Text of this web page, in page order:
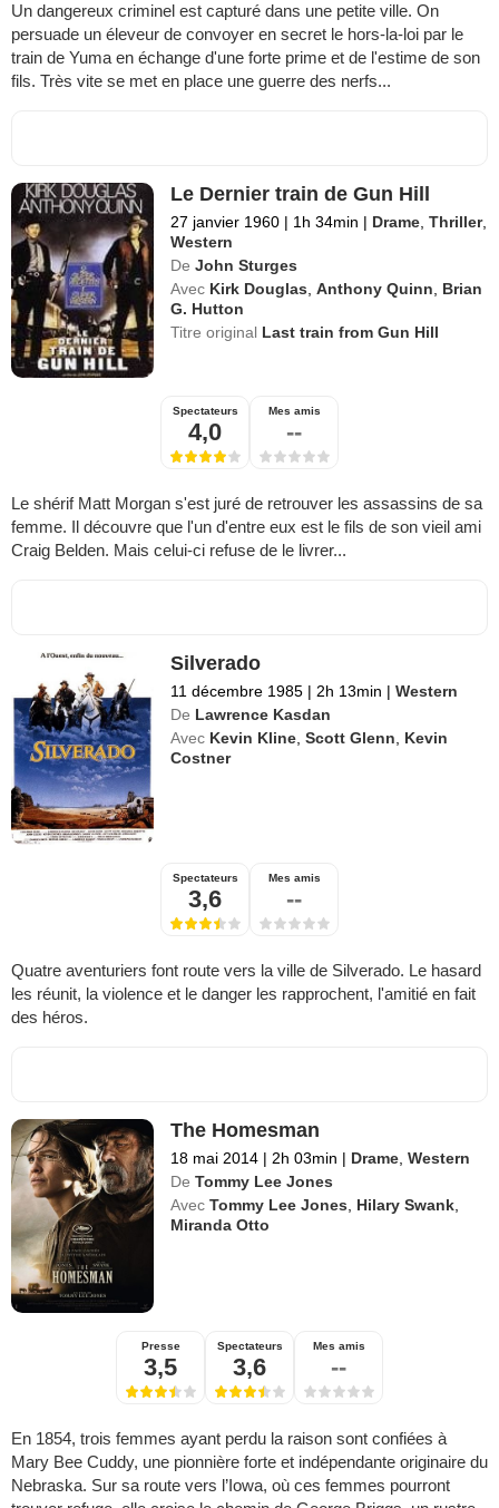
Un dangereux criminel est capturé dans une petite ville. On
persuade un éleveur de convoyer en secret le hors-la-loi par le
train de Yuma en échange d'une forte prime et de l'estime de son
fils. Très vite se met en place une guerre des nerfs...
Le Dernier train de Gun Hill
27 janvier 1960 | 1h 34min | Drame,Thriller,
Western
De John Sturges
Avec Kirk Douglas,Anthony Quinn, Brian
G. Hutton
Titre original Last train from Gun Hill
Spectateurs
4,0
Mes amis
--
Le shérif Matt Morgan s'est juré de retrouver les assassins de sa
femme. Il découvre que l'un d'entre eux est le fils de son vieil ami
Craig Belden. Mais celui-ci refuse de le livrer...
Silverado
11 décembre 1985 | 2h 13min | Western
De Lawrence Kasdan
Avec Kevin Kline ,Scott Glenn
Kevin
Costner
Spectateurs
3,6
Mes amis
--
Quatre aventuriers font route vers la ville de Silverado. Le hasard
les réunit, la violence et le danger les rapprochent, l'amitié en fait
des héros.
The Homesman
18 mai 2014 | 2h 03min | Drame,Western
De Tommy Lee Jones
Avec Tommy Lee Jones, Hilary Swank,
Miranda Otto
Presse
3,5
Spectateurs
3,6
Mes amis
--
En 1854, trois femmes ayant perdu la raison sont confiées à
Mary Bee Cuddy, une pionnière forte et indépendante originaire du
Nebraska. Sur sa route vers l’Iowa, où ces femmes pourront